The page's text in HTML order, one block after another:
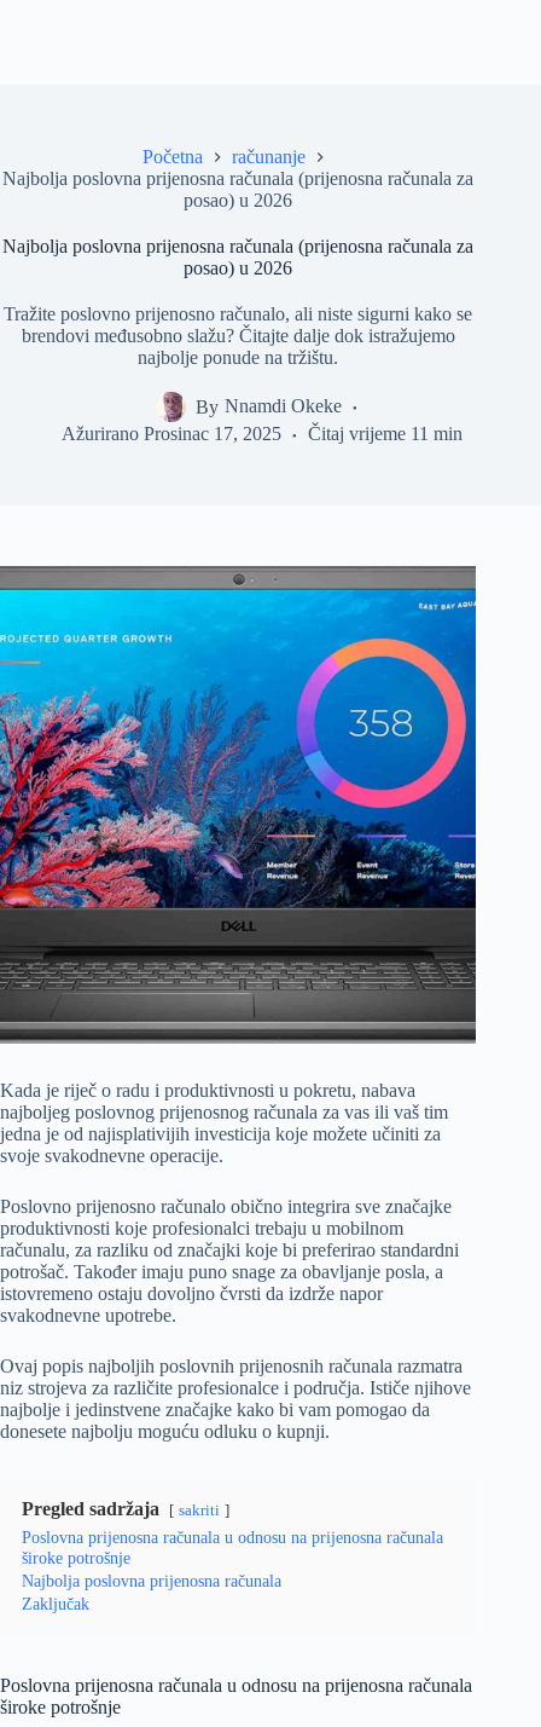
Početna
računanje
Najbolja poslovna prijenosna računala (prijenosna računala za
posao) u 2026
Najbolja poslovna prijenosna računala (prijenosna računala za
posao) u 2026
Tražite poslovno prijenosno računalo, ali niste sigurni kako se
brendovi međusobno slažu? Čitajte dalje dok istražujemo
najbolje ponude na tržištu.
By Nnamdi Okeke
Ažurirano Prosinac 17, 2025 Čitaj vrijeme 11 min
Kada je riječ o radu i produktivnosti u pokretu, nabava
najboljeg poslovnog prijenosnog računala za vas ili vaš tim
jedna je od najisplativijih investicija koje možete učiniti za
svoje svakodnevne operacije.
Poslovno prijenosno računalo obično integrira sve značajke
produktivnosti koje profesionalci trebaju u mobilnom
računalu, za razliku od značajki koje bi preferirao standardni
potrošač. Također imaju puno snage za obavljanje posla, a
istovremeno ostaju dovoljno čvrsti da izdrže napor
svakodnevne upotrebe.
Ovaj popis najboljih poslovnih prijenosnih računala razmatra
niz strojeva za različite profesionalce i područja. Ističe njihove
najbolje i jedinstvene značajke kako bi vam pomogao da
donesete najbolju moguću odluku o kupnji.
Pregled sadržaja sakriti
Poslovna prijenosna računala u odnosu na prijenosna računala
široke potrošnje
Najbolja poslovna prijenosna računala
Zaključak
Poslovna prijenosna računala u odnosu na prijenosna računala
široke potrošnje